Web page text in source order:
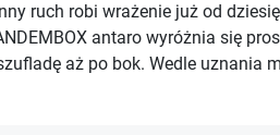
ruch robi wrażenie już od
antaro wyróżnia się
aż po bok. Wedle uznania